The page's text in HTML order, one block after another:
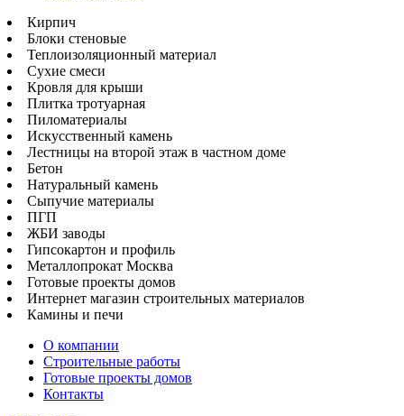
Кирпич
Блоки стеновые
Теплоизоляционный материал
Сухие смеси
Кровля для крыши
Плитка тротуарная
Пиломатериалы
Искусственный камень
Лестницы на второй этаж в частном доме
Бетон
Натуральный камень
Сыпучие материалы
ПГП
ЖБИ заводы
Гипсокартон и профиль
Металлопрокат Москва
Готовые проекты домов
Интернет магазин строительных материалов
Камины и печи
О компании
Строительные работы
Готовые проекты домов
Контакты